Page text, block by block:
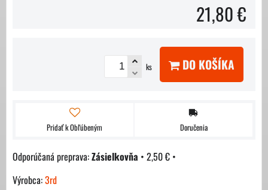
21,80 €
ks DO KOŠÍKA
Pridať k Obľúbeným Doručenia
Zásielkovňa • 2,50 € •
Výrobca:3rd